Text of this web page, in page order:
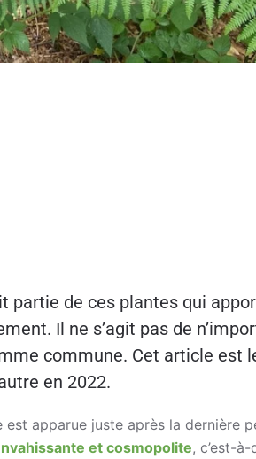
partie de ces plantes qui
Il ne s’agit pas de
commune. Cet article est
en 2022.
apparue juste après la dernière
et cosmopolite, c’est-à-